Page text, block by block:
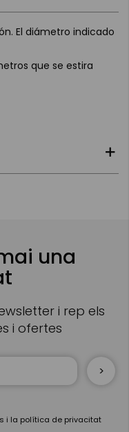
El diámetro indicado
que se estira
una
i rep els
i ofertes
i la política de privacitat